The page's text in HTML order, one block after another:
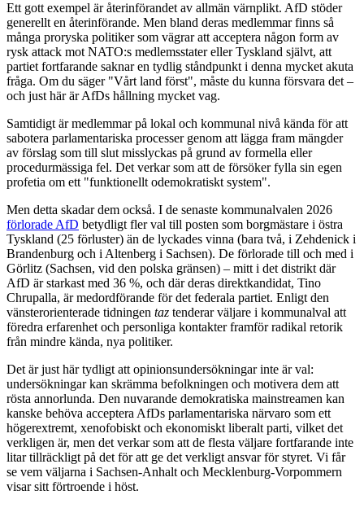
Ett gott exempel är återinförandet av allmän värnplikt. AfD stöder
generellt en återinförande. Men bland deras medlemmar finns så
många proryska politiker som vägrar att acceptera någon form av
rysk attack mot NATO:s medlemsstater eller Tyskland självt, att
partiet fortfarande saknar en tydlig ståndpunkt i denna mycket akuta
fråga. Om du säger "Vårt land först", måste du kunna försvara det –
och just här är AfDs hållning mycket vag.
Samtidigt är medlemmar på lokal och kommunal nivå kända för att
sabotera parlamentariska processer genom att lägga fram mängder
av förslag som till slut misslyckas på grund av formella eller
procedurmässiga fel. Det verkar som att de försöker fylla sin egen
profetia om ett "funktionellt odemokratiskt system".
Men detta skadar dem också. I de senaste kommunalvalen 2026
förlorade AfD betydligt fler val till posten som borgmästare i östra
Tyskland (25 förluster) än de lyckades vinna (bara två, i Zehdenick i
Brandenburg och i Altenberg i Sachsen). De förlorade till och med i
Görlitz (Sachsen, vid den polska gränsen) – mitt i det distrikt där
AfD är starkast med 36 %, och där deras direktkandidat, Tino
Chrupalla, är medordförande för det federala partiet. Enligt den
vänsterorienterade tidningen taz tenderar väljare i kommunalval att
föredra erfarenhet och personliga kontakter framför radikal retorik
från mindre kända, nya politiker.
Det är just här tydligt att opinionsundersökningar inte är val:
undersökningar kan skrämma befolkningen och motivera dem att
rösta annorlunda. Den nuvarande demokratiska mainstreamen kan
kanske behöva acceptera AfDs parlamentariska närvaro som ett
högerextremt, xenofobiskt och ekonomiskt liberalt parti, vilket det
verkligen är, men det verkar som att de flesta väljare fortfarande inte
litar tillräckligt på det för att ge det verkligt ansvar för styret. Vi får
se vem väljarna i Sachsen-Anhalt och Mecklenburg-Vorpommern
visar sitt förtroende i höst.